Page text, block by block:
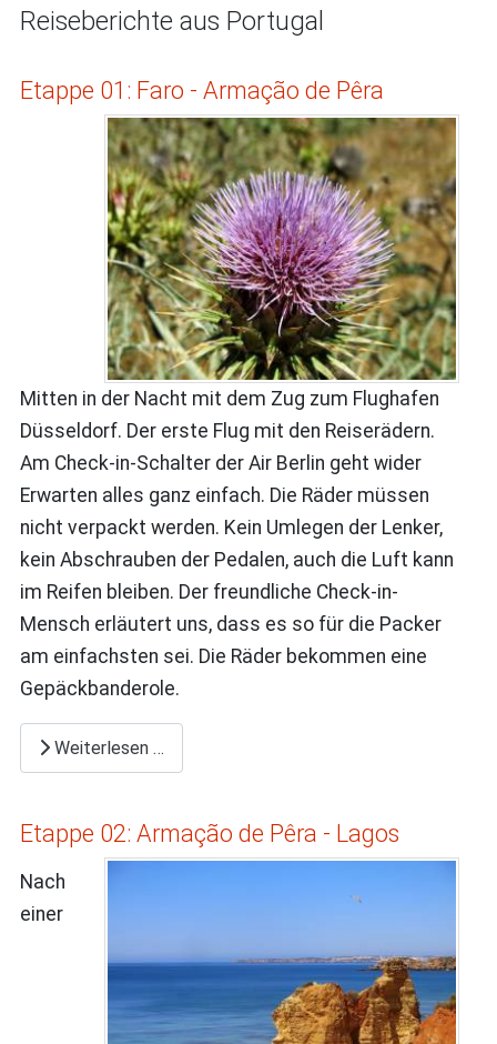
Reiseberichte aus Portugal
Etappe 01: Faro - Armação de Pêra
Mitten in der Nacht mit dem Zug zum Flughafen
Düsseldorf. Der erste Flug mit den Reiserädern.
Am Check-in-Schalter der Air Berlin geht wider
Erwarten alles ganz einfach. Die Räder müssen
nicht verpackt werden. Kein Umlegen der Lenker,
kein Abschrauben der Pedalen, auch die Luft kann
im Reifen bleiben. Der freundliche Check-in-
Mensch erläutert uns, dass es so für die Packer
am einfachsten sei. Die Räder bekommen eine
Gepäckbanderole.
Weiterlesen …
Etappe 02: Armação de Pêra - Lagos
Nach
einer